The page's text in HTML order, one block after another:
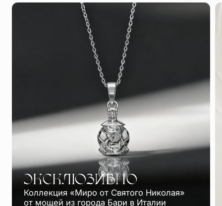
ЭКСКЛЮЗИВНО
Коллекция «Миро от Святого Николая»
от мощей из города Бари в Италии